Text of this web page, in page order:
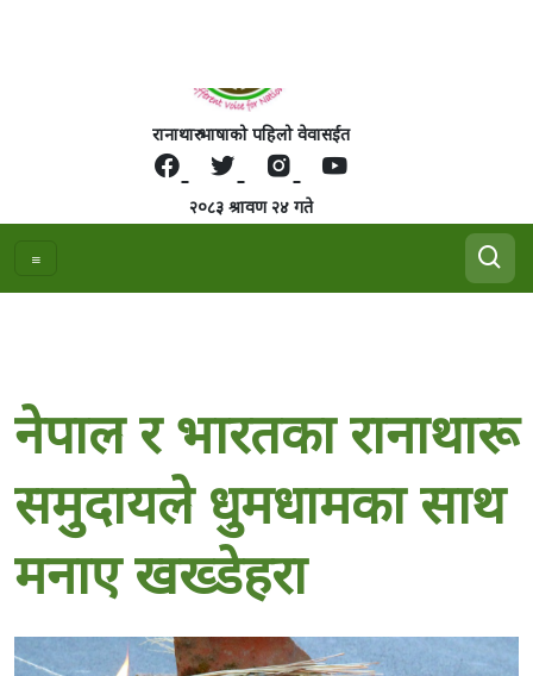
रानाथारु भाषाको पहिलो वेवासईत
२०८३ श्रावण २४ गते
नेपाल र भारतका रानाथारू
समुदायले धुमधामका साथ
मनाए खख्डेहरा